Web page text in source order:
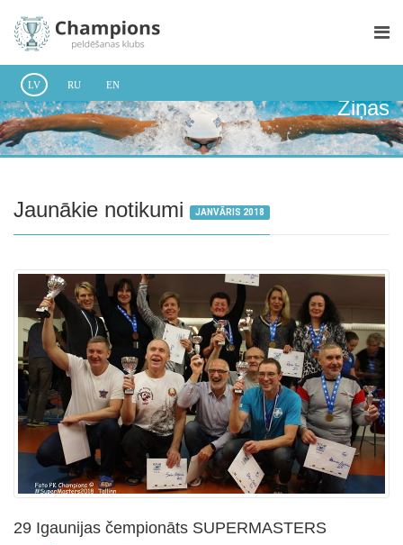
LV RU EN
Ziņas
Jaunākie notikumi JANVĀRIS 2018
29 Igaunijas čempionāts SUPERMASTERS